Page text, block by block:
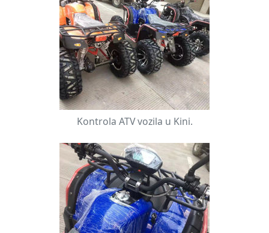
Kontrola ATV vozila u Kini.